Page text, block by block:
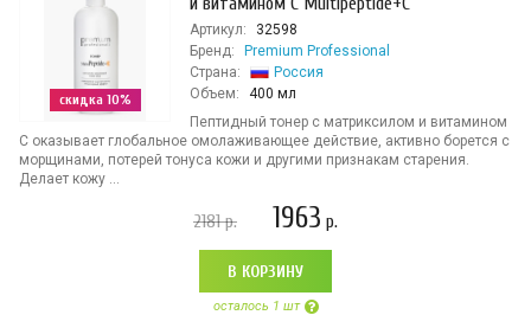
скидка 10%
Артикул:
32598
Бренд:
Premium Professional
Страна:
Россия
Объем:
400 мл
Пептидный тонер с матриксилом и витамином
С оказывает глобальное омолаживающее действие, активно борется с
морщинами, потерей тонуса кожи и другими признакам старения.
Делает кожу ...
2181р. 1963 р.
В КОРЗИНУ
осталось 1 шт